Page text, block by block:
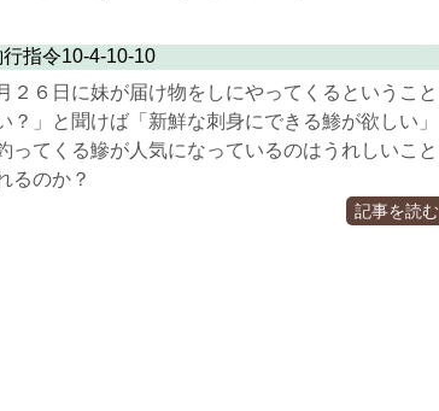
行指令10-4-10-10
２６日に妹が届け物をしにやってくるということ
？」と聞けば「新鮮な刺身にできる鯵が欲しい」
ってくる鰺が人気になっているのはうれしいこと
るのか？
記事を読む